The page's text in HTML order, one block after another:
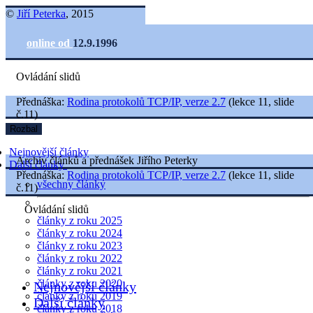
© Jiří Peterka, 2015
online od 12.9.1996
Ovládání slidů
Nejnovější články
Další články
všechny články
články z roku 2025
články z roku 2024
články z roku 2023
články z roku 2022
články z roku 2021
články z roku 2020
články z roku 2019
články z roku 2018
Přednáška: Rodina protokolů TCP/IP, verze 2.7 (lekce 11, slide
č.11)
Rozbal
Archiv článků a přednášek Jiřího Peterky
Přednáška: Rodina protokolů TCP/IP, verze 2.7 (lekce 11, slide
č.11)
Ovládání slidů
Nejnovější články
Další články